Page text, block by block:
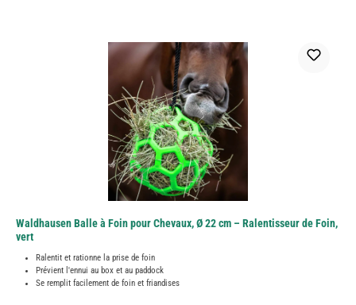
Waldhausen Balle à Foin pour Chevaux, Ø 22 cm – Ralentisseur de Foin,
vert
Ralentit et rationne la prise de foin
Prévient l'ennui au box et au paddock
Se remplit facilement de foin et friandises